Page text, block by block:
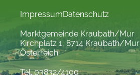
ImpressumDatenschutz
Marktgemeinde Kraubath/Mur
Kirchplatz 1, 8714 Kraubath/Mur
Österreich
Tel. 03832/4100